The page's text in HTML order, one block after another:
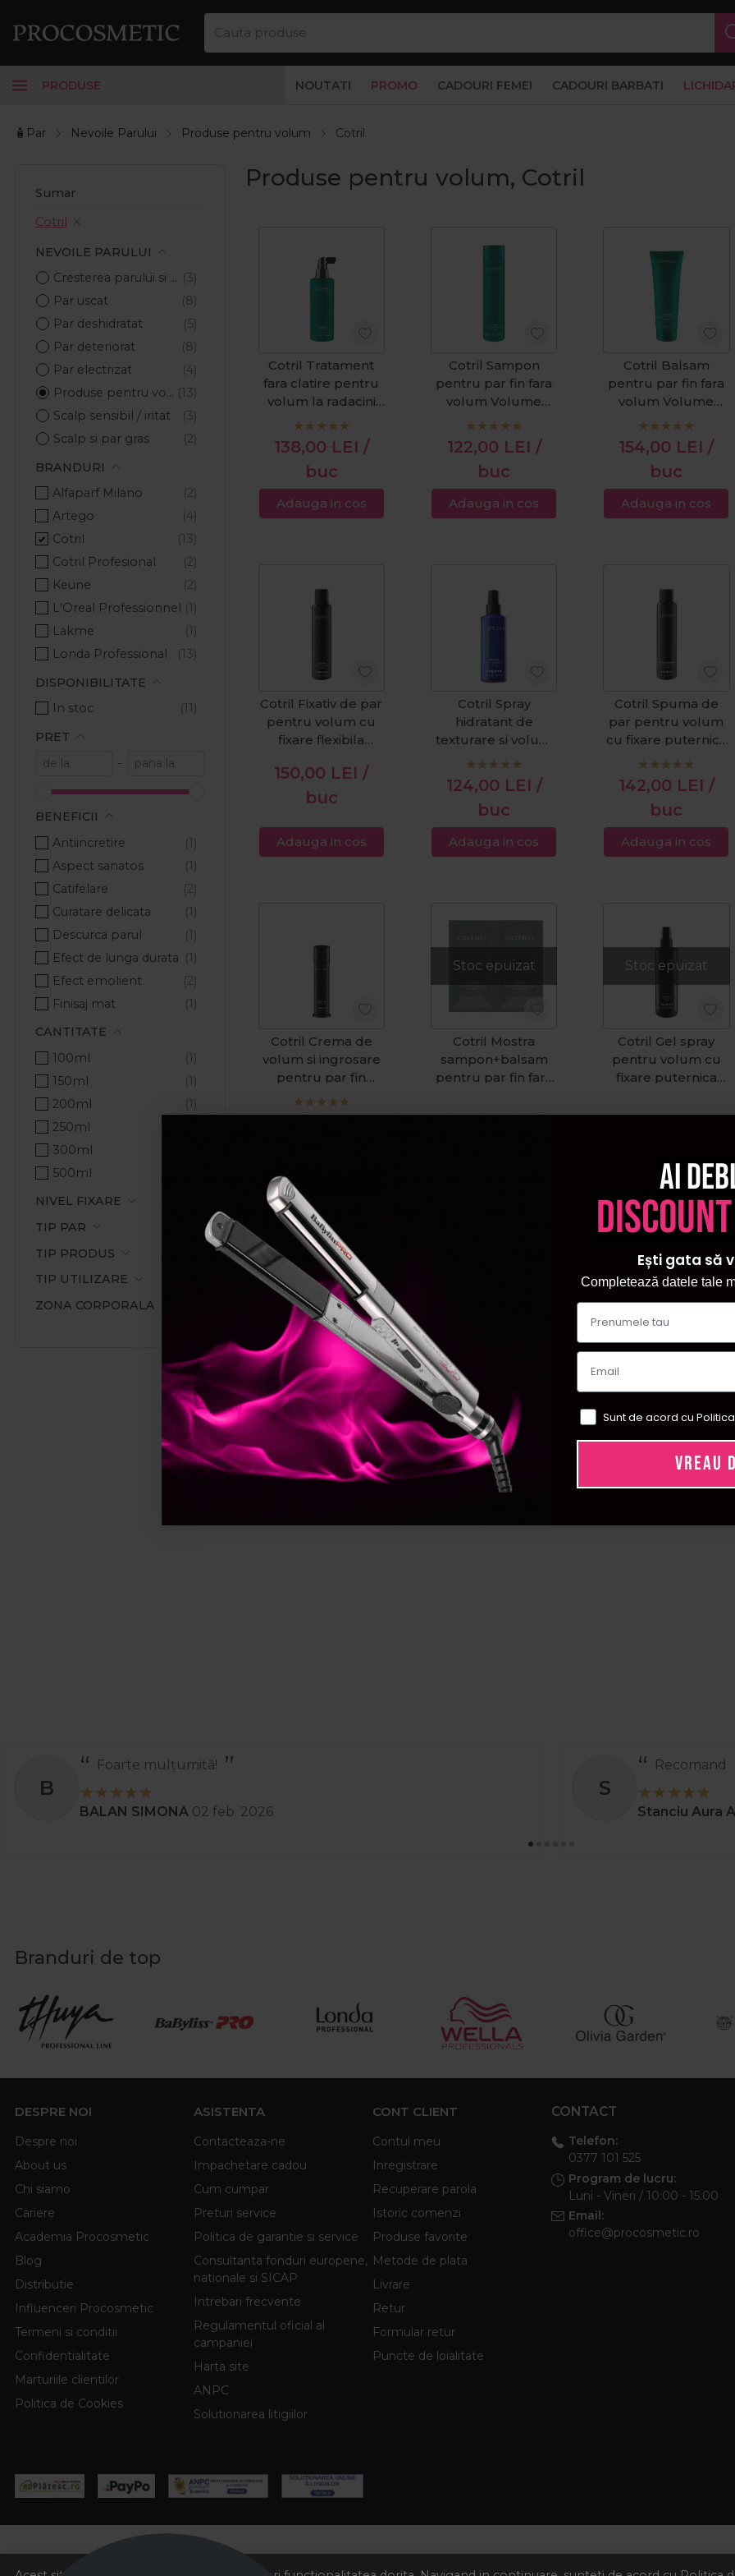
PRODUSE NOUTATI PROMO CADOURI FEMEI CADOURI BARBATI
🧴Par Nevoile Parului Produse pentru volum Cotril
Sumar
Cotril
NEVOILE PARULUI
Cresterea parului si anticadere
Par uscat
Par deshidratat
Par deteriorat
Par electrizat
Produse pentru volum
Scalp sensibil / iritat
Scalp si par gras
Anti-matreata
BRANDURI
Alfaparf Milano
Artego
Cotril
Cotril Profesional
Keune
L'Oreal Professionnel
Lakme
Londa Professional
Pachete Promo
DISPONIBILITATE
In stoc
PRET
-
BENEFICII
Antiincretire
Aspect sanatos
Catifelare
Curatare delicata
Descurca parul
Efect de lunga durata
Efect emolient
Finisaj mat
Fixare
Stralucire
Texturare
Vitalitate
Volum
CANTITATE
100ml
150ml
200ml
250ml
300ml
500ml
NIVEL FIXARE
TIP PAR
TIP PRODUS
TIP UTILIZARE
ZONA CORPORALA
Produse pentru volum, Cotril
Cotril Tratament
fara clatire pentru
volum la radacini
Volume 200ml
138,00 LEI /
buc
Adauga in cos
Cotril Sampon
pentru par fin fara
volum Volume
300ml
122,00 LEI /
buc
Adauga in cos
Cotril Balsam
pentru par fin fara
volum Volume
250ml
154,00 LEI /
buc
Adauga in cos
Cotril Fixativ de par
pentru volum cu
fixare flexibila
150,00 LEI /
buc
Adauga in cos
Cotril Spray
hidratant de
texturare si volum
Splash 150ml
124,00 LEI /
buc
Adauga in cos
Cotril Spuma de
par pentru volum
cu fixare puternica
Extra Volume
142,00 LEI /
buc
Adauga in cos
Cotril Crema de
volum si ingrosare
pentru par fin
Untitled 100ml
Adauga in cos
Stoc epuizat
Cotril Mostra
sampon+balsam
pentru par fin fara
20ml
Stoc epuizat
Cotril Gel spray
pentru volum cu
fixare puternica
buc
B
Foarte mulțumită!
BALAN SIMONA 02 feb. 2026
S
Recomand
Stanciu Aura
Branduri de top
DESPRE NOI
Despre noi
About us
Chi siamo
Cariere
Academia Procosmetic
Blog
Distributie
Influenceri Procosmetic
Termeni si conditii
Confidentialitate
Marturiile clientilor
Politica de Cookies
ASISTENTA
Contacteaza-ne
Impachetare cadou
Cum cumpar
Preturi service
Politica de garantie si service
Consultanta fonduri europene,
nationale si SICAP
Intrebari frecvente
Regulamentul oficial al
campaniei
Harta site
ANPC
Solutionarea litigiilor
CONT CLIENT
Contul meu
Inregistrare
Recuperare parola
Istoric comenzi
Produse favorite
Metode de plata
Livrare
Retur
Formular retur
Puncte de loialitate
CONTACT
Telefon:
0377 101 525
Program de lucru:
Luni - Vineri / 10:00 - 15:00
Email:
office@procosmetic.ro
Ai
Ești gata să
Completează datele tale
Sunt de acord cu
VREAU